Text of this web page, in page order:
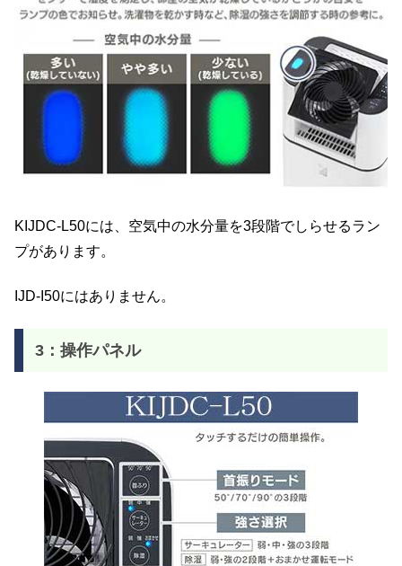
KIJDC-L50には、空気中の水分量を3段階でしらせるラン
プがあります。
IJD-I50にはありません。
3：操作パネル